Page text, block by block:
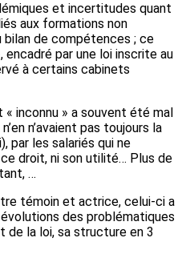
et incertitudes quant
aux formations non
de compétences ; ce
par une loi inscrite au
à certains cabinets
inconnu » a souvent été mal
n’avaient pas toujours la
par les salariés qui ne
droit, ni son utilité… Plus de
…
témoin et actrice, celui-ci a
des problématiques
de la loi, sa structure en 3